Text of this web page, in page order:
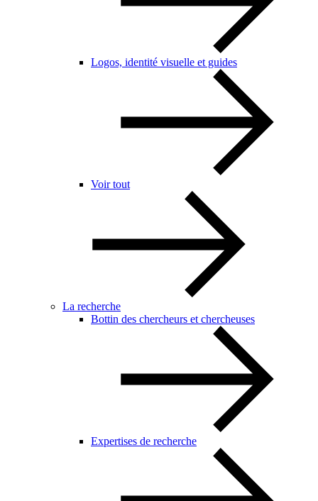
Logos, identité visuelle et guides
Voir tout
La recherche
Bottin des chercheurs et chercheuses
Expertises de recherche